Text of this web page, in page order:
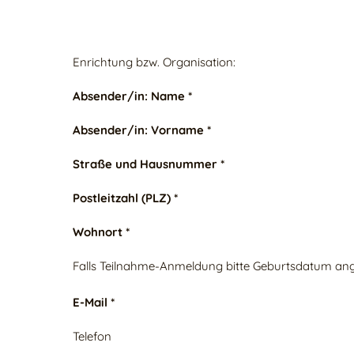
Enrichtung bzw. Organisation:
Absender/in: Name *
Absender/in: Vorname *
Straße und Hausnummer *
Postleitzahl (PLZ) *
Wohnort *
Falls Teilnahme-Anmeldung bitte Geburtsdatum
E-Mail *
Telefon